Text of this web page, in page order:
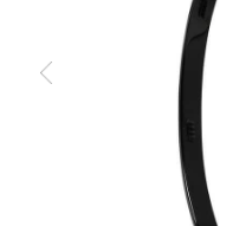
トピックス
ヘアアレンジ動画